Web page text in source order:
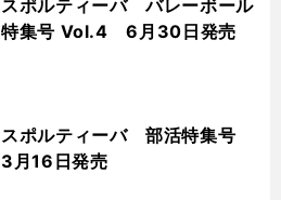
スポルティーバ バレーボール
特集号 Vol.4 6月30日発売
スポルティーバ 部活特集号
3月16日発売